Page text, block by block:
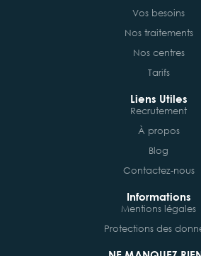
Vos besoins
Nos traitements
Nos centres
Tarifs
Liens Utiles
Recrutement
À propos
Blog
Contactez-nous
Informations
Mentions légales
Protections des